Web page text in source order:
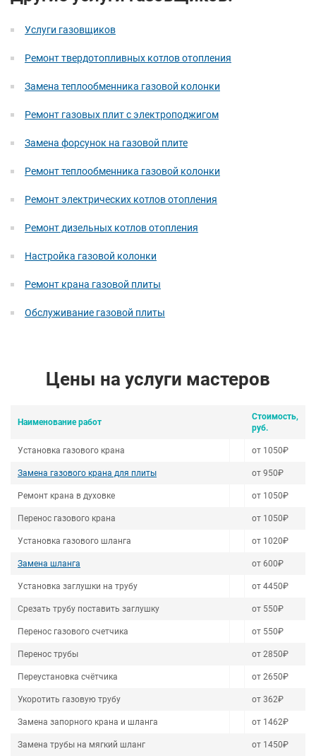
Услуги газовщиков
Ремонт твердотопливных котлов отопления
Замена теплообменника газовой колонки
Ремонт газовых плит с электроподжигом
Замена форсунок на газовой плите
Ремонт теплообменника газовой колонки
Ремонт электрических котлов отопления
Ремонт дизельных котлов отопления
Настройка газовой колонки
Ремонт крана газовой плиты
Обслуживание газовой плиты
Цены на услуги мастеров
Наименование работ
Стоимость,
руб.
Установка газового крана от 1050₽
Замена газового крана для плиты от 950₽
Ремонт крана в духовке от 1050₽
Перенос газового крана от 1050₽
Установка газового шланга от 1020₽
Замена шланга от 600₽
Установка заглушки на трубу от 4450₽
Срезать трубу поставить заглушку от 550₽
Перенос газового счетчика от 550₽
Перенос трубы от 2850₽
Переустановка счётчика от 2650₽
Укоротить газовую трубу от 362₽
Замена запорного крана и шланга от 1462₽
Замена трубы на мягкий шланг от 1450₽